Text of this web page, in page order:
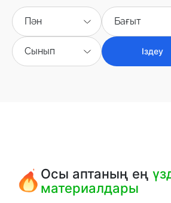
Пән Бағыт
Сынып Іздеу
Осы аптаның ең
материалдары